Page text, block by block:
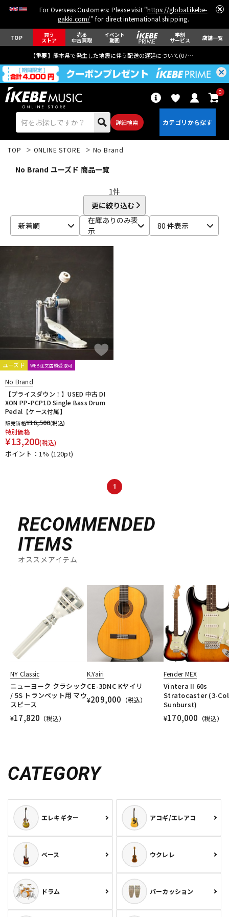
For Overseas Customers: Please visit "https://global.ikebe-
gakki.com/" for direct international shipping.
TOP 買う
ストア
売る
中古買取
イベント
動画
学割
サービス 店舗一覧
【重要】熊本県で発生した地震に伴う配送の遅延について(07月29日
詳細検索
0
ベース
ドラム
キーボード
アンプ
DJ機器
中古
TOP ONLINE STORE No Brand
No Brand ユーズド 商品一覧
1件
更に絞り込む
新着順
在庫ありのみ表
示
80 件表示
ユーズド WEB注文店頭受取可
No Brand
【プライスダウン！】USED 中古 DI
XON PP-PCP1D Single Bass Drum
Pedal【ケース付属】
販売価格¥16,500(税込)
特別価格
¥13,200(税込)
ポイント：1% (120pt)
1
RECOMMENDED
ITEMS
オススメアイテム
NY Classic
ニューヨーク クラシック
/ 5S トランペット用 マウ
スピース
¥17,820 （税込）
K.Yairi
CE-3DNC Kヤイリ
¥209,000 （税込）
Fender MEX
Vintera II 60s
Stratocaster (3-
Sunburst)
¥170,000 （税込）
CATEGORY
エレキギター アコギ/エレアコ
ベース ウクレレ
ドラム パーカッション